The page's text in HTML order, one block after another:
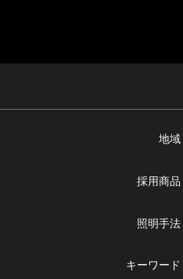
地域
採用商品
照明手法
キーワード